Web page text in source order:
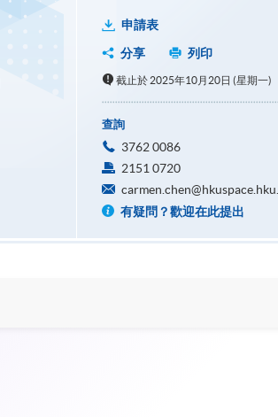
申請表
分享
列印
截止於 2025年10月20日 (星期一)
查詢
3762 0086
2151 0720
有疑問？歡迎在此提出